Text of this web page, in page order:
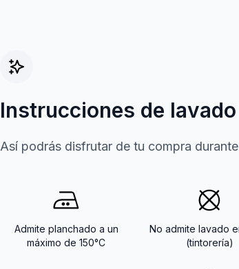
Instrucciones de
Así podrás disfrutar de tu compra
Admite planchado a un
máximo de 150°C
No admite lavado
(tintorería)